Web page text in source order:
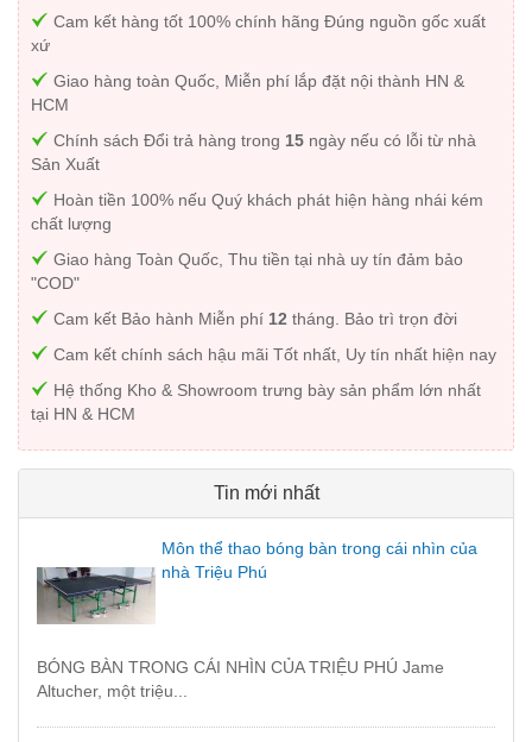
Cam kết hàng tốt 100% chính hãng Đúng nguồn gốc xuất
xứ
Giao hàng toàn Quốc, Miễn phí lắp đặt nội thành HN &
HCM
Chính sách Đổi trả hàng trong 15 ngày nếu có lỗi từ nhà
Sản Xuất
Hoàn tiền 100% nếu Quý khách phát hiện hàng nhái kém
chất lượng
Giao hàng Toàn Quốc, Thu tiền tại nhà uy tín đảm bảo
"COD"
Cam kết Bảo hành Miễn phí 12 tháng. Bảo trì trọn đời
Cam kết chính sách hậu mãi Tốt nhất, Uy tín nhất hiện nay
Hệ thống Kho & Showroom trưng bày sản phẩm lớn nhất
tại HN & HCM
Tin mới nhất
Môn thể thao bóng bàn trong cái nhìn của
nhà Triệu Phú
BÓNG BÀN TRONG CÁI NHÌN CỦA TRIỆU PHÚ Jame
Altucher, một triệu...